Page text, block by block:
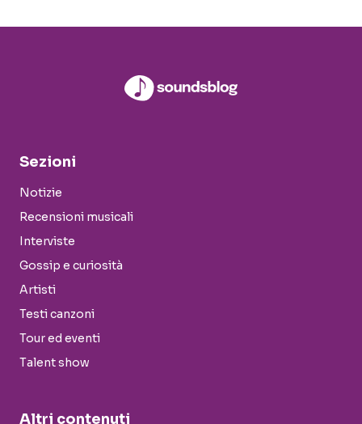
Sezioni
Notizie
Recensioni musicali
Interviste
Gossip e curiosità
Artisti
Testi canzoni
Tour ed eventi
Talent show
Altri contenuti